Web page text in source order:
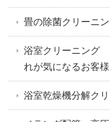
畳の除菌クリーニ
浴室クリーニング
れが気になるお客様
浴室乾燥機分解ク